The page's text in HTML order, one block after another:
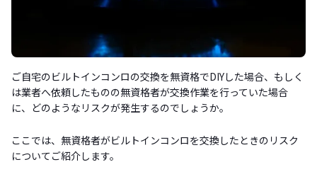
ご自宅のビルトインコンロの交換を無資格でDIYした場合、もしく
は業者へ依頼したものの無資格者が交換作業を行っていた場合
に、どのようなリスクが発生するのでしょうか。
ここでは、無資格者がビルトインコンロを交換したときのリスク
についてご紹介します。